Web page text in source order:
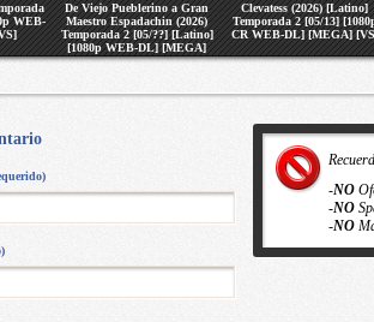
WEB-
De Viejo Pueblerino a Gran
Maestro Espadachin (2026)
Temporada 2 [05/??] [Latino]
[1080p WEB-DL] [MEGA]
[VS]
Clevatess (2026) [Latino]
Temporada 2 [05/13]
CR WEB-DL] [MEGA]
-NO
-NO
-NO